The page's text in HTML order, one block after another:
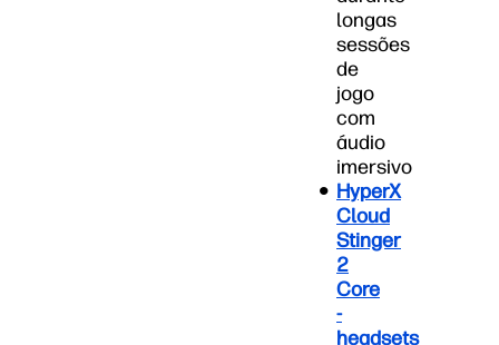
longas
sessões
de
jogo
com
áudio
imersivo
HyperX
Cloud
Stinger
2
Core
-
headsets